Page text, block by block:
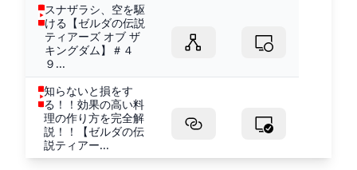
スナザラシ、空を駆
ける【ゼルダの伝説
ティアーズ オブ ザ
キングダム】＃４
９...
知らないと損をす
る！！効果の高い料
理の作り方を完全解
説！！【ゼルダの伝
説ティアー...